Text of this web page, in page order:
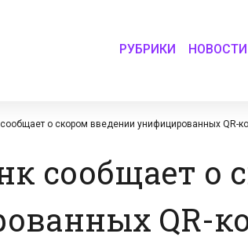
РУБРИКИ НОВОСТИ
сообщает о скором введении унифицированных QR-
сообщает о
QR-